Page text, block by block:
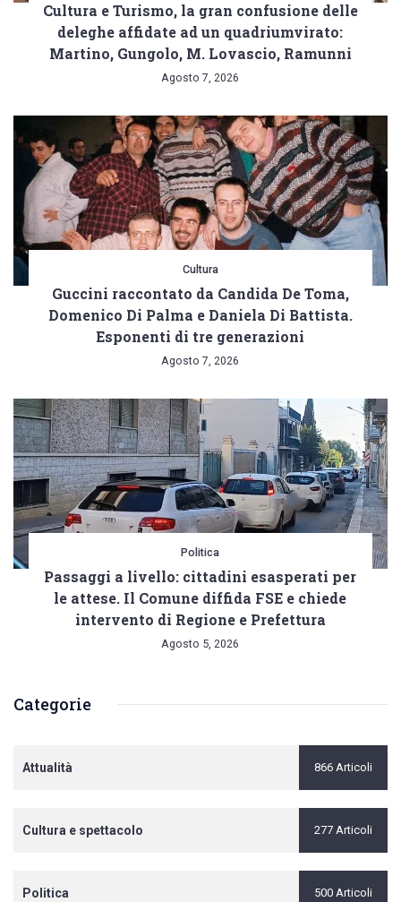
Cultura e Turismo, la gran confusione delle
deleghe affidate ad un quadriumvirato:
Martino, Gungolo, M. Lovascio, Ramunni
Agosto 7, 2026
Cultura
Guccini raccontato da Candida De Toma,
Domenico Di Palma e Daniela Di Battista.
Esponenti di tre generazioni
Agosto 7, 2026
Politica
Passaggi a livello: cittadini esasperati per
le attese. Il Comune diffida FSE e chiede
intervento di Regione e Prefettura
Agosto 5, 2026
Categorie
Attualità 866 Articoli
Cultura e spettacolo 277 Articoli
Politica 500 Articoli